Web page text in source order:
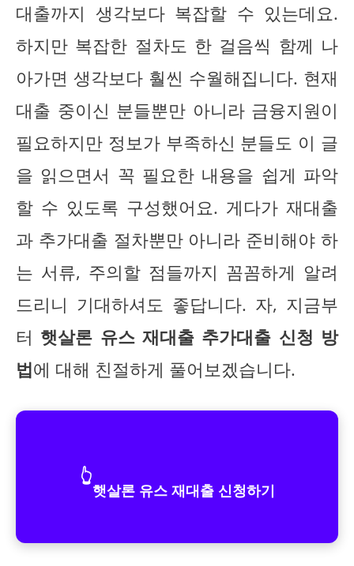
대출까지 생각보다 복잡할 수 있는데요.
하지만 복잡한 절차도 한 걸음씩 함께 나
아가면 생각보다 훨씬 수월해집니다. 현재
대출 중이신 분들뿐만 아니라 금융지원이
필요하지만 정보가 부족하신 분들도 이 글
을 읽으면서 꼭 필요한 내용을 쉽게 파악
할 수 있도록 구성했어요. 게다가 재대출
과 추가대출 절차뿐만 아니라 준비해야 하
는 서류, 주의할 점들까지 꼼꼼하게 알려
드리니 기대하셔도 좋답니다. 자, 지금부
터 햇살론 유스 재대출 추가대출 신청 방
법에 대해 친절하게 풀어보겠습니다.
👆
햇살론 유스 재대출 신청하기